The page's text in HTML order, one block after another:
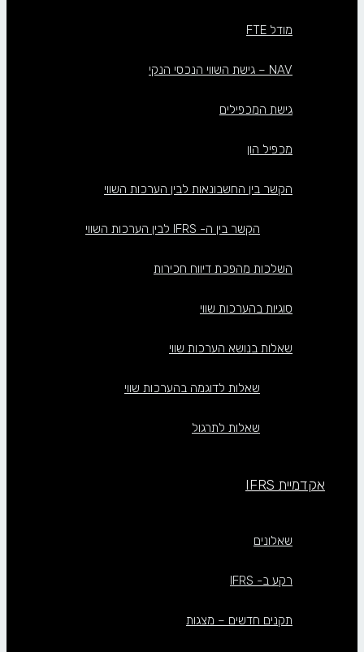
מודל FTE
NAV – גישת השווי הנכסי הנקי
גישת המכפילים
מכפיל הון
הקשר בין החשבונאות לבין הערכות השווי
הקשר בין ה- IFRS לבין הערכות השווי
השלכות מהפכת דיווח חכירות
סוגיות בהערכות שווי
שאלות בנושא הערכות שווי
שאלות לדוגמה בהערכות שווי
שאלות לתרגול
אקדמיית IFRS
שאלונים
רקע ב- IFRS
תקנים חדשים – מצגות